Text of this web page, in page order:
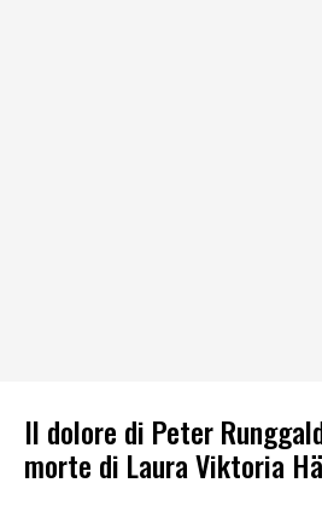
Il dolore di Peter
morte di Laura Viktoria